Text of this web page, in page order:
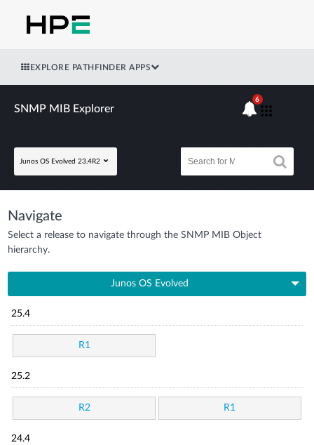
EXPLORE PATHFINDER APPS
SNMP MIB Explorer
Junos OS Evolved 23.4R2
6
Navigate
Select a release to navigate through the SNMP MIB Object
hierarchy.
Junos OS Evolved
25.4
R1
25.2
R2 R1
24.4